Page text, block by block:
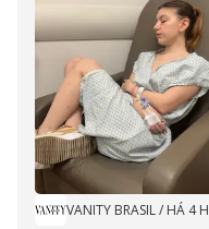
VANITY BRASIL/ HÁ 4